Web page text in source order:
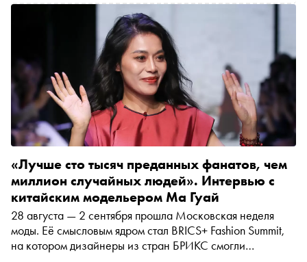
«Лучше сто тысяч преданных фанатов, чем
миллион случайных людей». Интервью с
китайским модельером Ма Гуай
28 августа — 2 сентября прошла Московская неделя
моды. Её смысловым ядром стал BRICS+ Fashion Summit,
на котором дизайнеры из стран БРИКС смогли